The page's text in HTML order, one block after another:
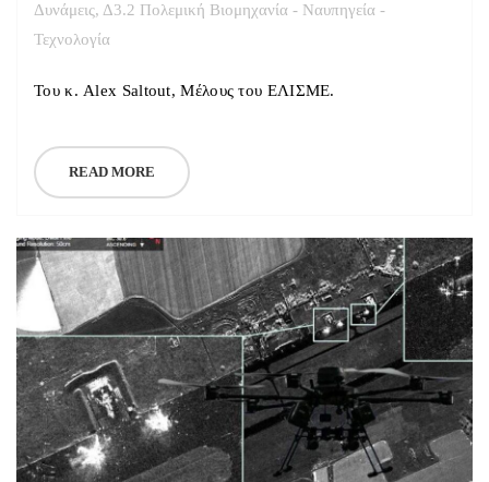
Δυνάμεις, Δ3.2 Πολεμική Βιομηχανία - Ναυπηγεία -
Τεχνολογία
Του κ. Alex Saltout, Μέλους του ΕΛΙΣΜΕ.
READ MORE